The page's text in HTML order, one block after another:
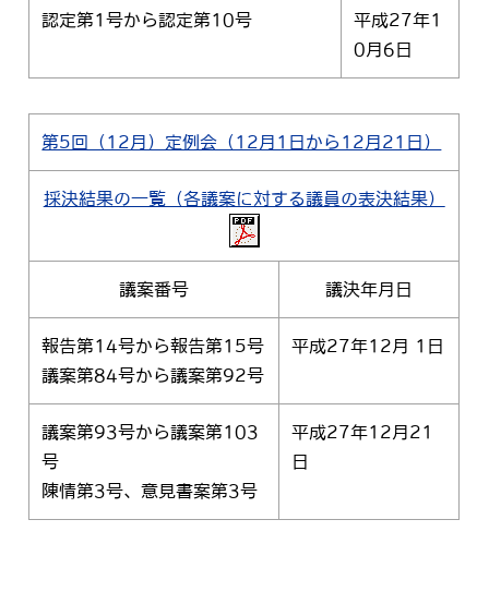
認定第1号から認定第10号
平成27年1
0月6日
第5回（12月）定例会（12月1日から12月21日）
採決結果の一覧（各議案に対する議員の表決結果）
議案番号 議決年月日
報告第14号から報告第15号
議案第84号から議案第92号
平成27年12月 1日
議案第93号から議案第103
号
陳情第3号、意見書案第3号
平成27年12月21
日